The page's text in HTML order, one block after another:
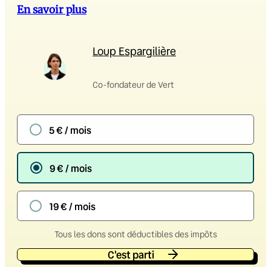
En savoir plus
Loup Espargilière
Co-fondateur de Vert
5 € / mois
9 € / mois
19 € / mois
Tous les dons sont déductibles des impôts
C'est parti